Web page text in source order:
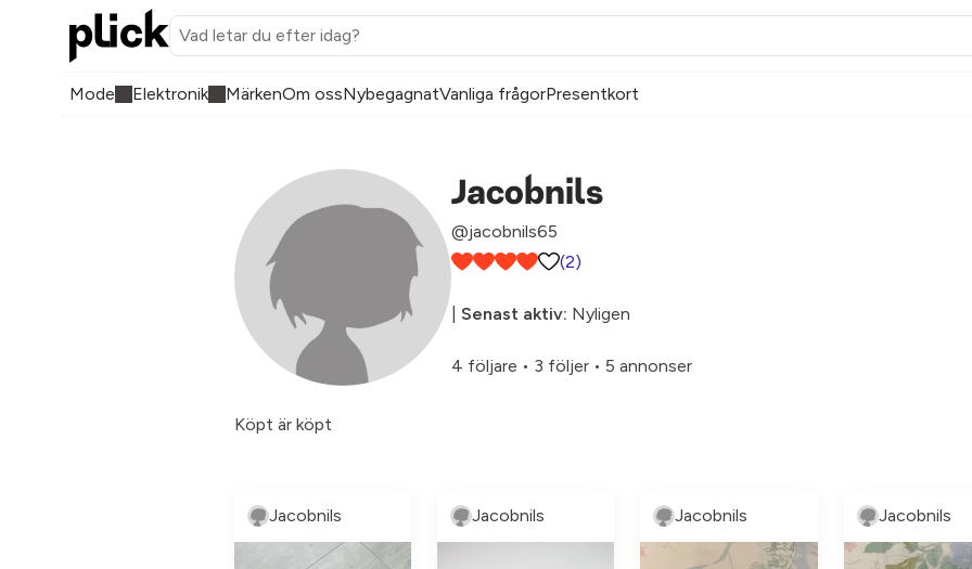
Mode Elektronik MärkenOm ossNybegagnatVanliga frågorPresentkort
Jacobnils
@jacobnils65
(2)
Senast aktiv: Nyligen
4 följare • 3 följer • 5 annonser
Köpt är köpt
Jacobnils Jacobnils Jacobnils Jacobnils